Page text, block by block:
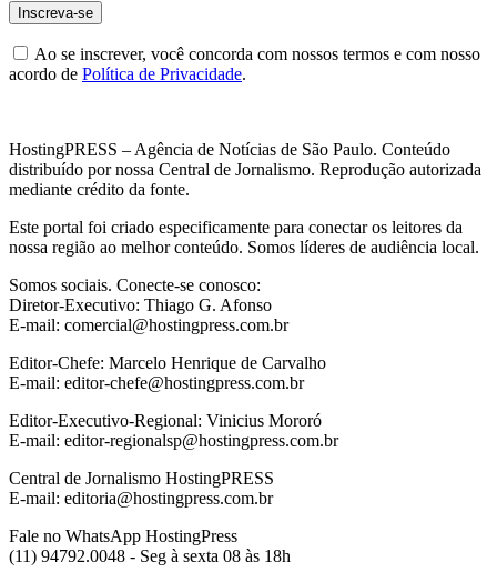
Ao se inscrever, você concorda com nossos termos e com nosso
acordo de Política de Privacidade.
HostingPRESS – Agência de Notícias de São Paulo. Conteúdo
distribuído por nossa Central de Jornalismo. Reprodução autorizada
mediante crédito da fonte.
Este portal foi criado especificamente para conectar os leitores da
nossa região ao melhor conteúdo. Somos líderes de audiência local.
Somos sociais. Conecte-se conosco:
Diretor-Executivo: Thiago G. Afonso
E-mail: comercial@hostingpress.com.br
Editor-Chefe: Marcelo Henrique de Carvalho
E-mail: editor-chefe@hostingpress.com.br
Editor-Executivo-Regional: Vinicius Mororó
E-mail: editor-regionalsp@hostingpress.com.br
Central de Jornalismo HostingPRESS
E-mail: editoria@hostingpress.com.br
Fale no WhatsApp HostingPress
(11) 94792.0048 - Seg à sexta 08 às 18h